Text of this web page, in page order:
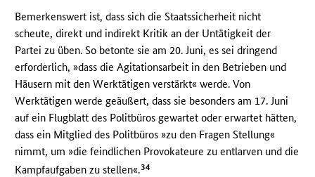
Bemerkenswert ist, dass sich die Staatssicherheit nicht
scheute, direkt und indirekt Kritik an der Untätigkeit der
Partei zu üben. So betonte sie am 20. Juni, es sei dringend
erforderlich, »dass die Agitationsarbeit in den Betrieben und
Häusern mit den Werktätigen verstärkt« werde. Von
Werktätigen werde geäußert, dass sie besonders am 17. Juni
auf ein Flugblatt des Politbüros gewartet oder erwartet hätten,
dass ein Mitglied des Politbüros »zu den Fragen Stellung«
nimmt, um »die feindlichen Provokateure zu entlarven und die
Kampfaufgaben zu stellen«.34